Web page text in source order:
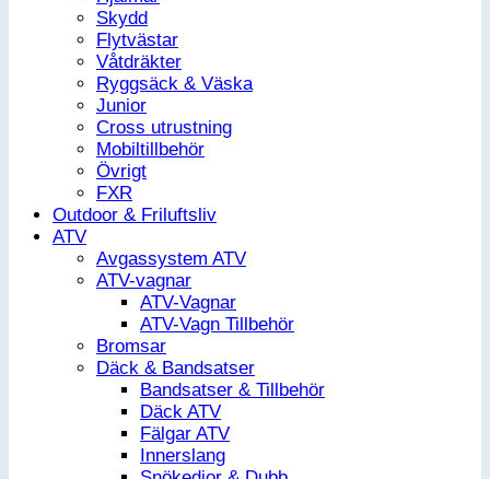
Skydd
Flytvästar
Våtdräkter
Ryggsäck & Väska
Junior
Cross utrustning
Mobiltillbehör
Övrigt
FXR
Outdoor & Friluftsliv
ATV
Avgassystem ATV
ATV-vagnar
ATV-Vagnar
ATV-Vagn Tillbehör
Bromsar
Däck & Bandsatser
Bandsatser & Tillbehör
Däck ATV
Fälgar ATV
Innerslang